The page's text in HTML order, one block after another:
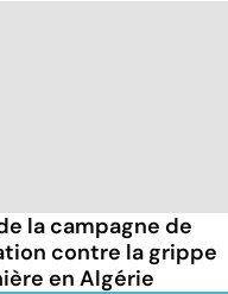
la campagne de
contre la grippe
en Algérie